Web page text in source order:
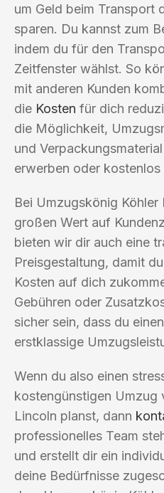
um Geld beim Transport
sparen. Du kannst zum
indem du für den
Zeitfenster wählst. So
mit anderen Kunden
die Kosten für dich
die Möglichkeit,
und
erwerben oder kostenlos
Bei Umzugskönig
großen Wert auf
bieten wir dir auch eine
Preisgestaltung, damit
Kosten auf dich
Gebühren oder
sicher sein, dass du
erstklassige
Wenn du also einen
kostengünstigen Umzug
Lincoln planst, dann
professionelles Team
und erstellt dir ein
deine Bedürfnisse